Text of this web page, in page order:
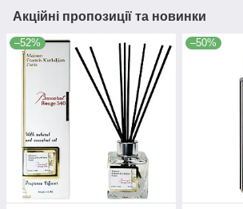
Акційні пропозиції та новинки
–52% –50%